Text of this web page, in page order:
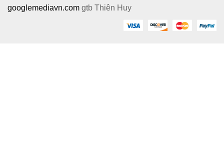
googlemediavn.com gtb Thiên Huy